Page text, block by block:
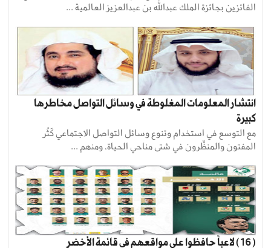
الفائزين بجائزة الملك عبدالله بن عبدالعزيز العالمية ...
انتشار المعلومات المغلوطة في وسائل التواصل مخاطرها
كبيرة
مع التوسع في استخدام وتنوع وسائل التواصل الاجتماعي كَثُر
المفتون والمنظِّرون في شتى مناحي الحياة، ومنهم ...
(16) لاعباً حافظوا على مواقعهم في قائمة الأخضر